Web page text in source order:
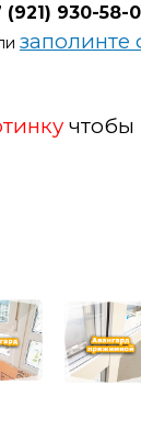
(921) 930-58-
чтобы